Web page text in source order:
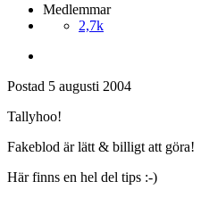
Medlemmar
2,7k
Postad 5 augusti 2004
Tallyhoo!
Fakeblod är lätt & billigt att göra!
Här finns en hel del tips :-)